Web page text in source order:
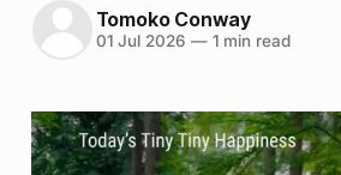
Tomoko Conway
01 Jul 2026 —1 min read